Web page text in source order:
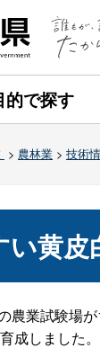
的で探す
> 農林業 > 技術
黄皮
農業試験場が
成しました。